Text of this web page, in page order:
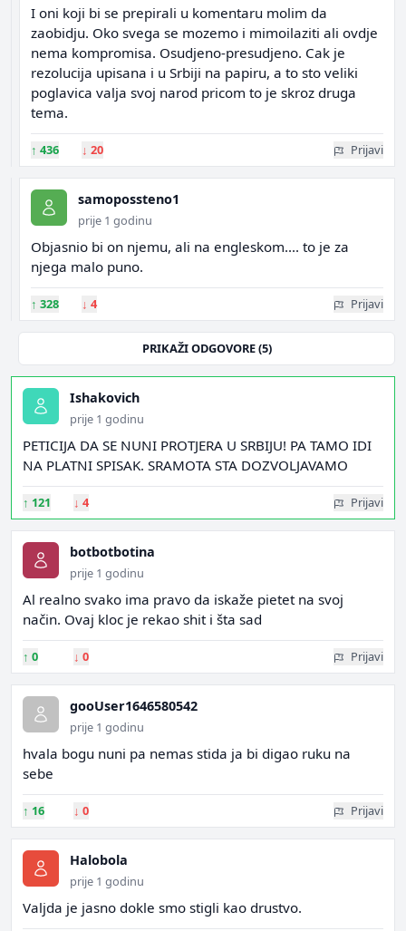
I oni koji bi se prepirali u komentaru molim da
zaobidju. Oko svega se mozemo i mimoilaziti ali ovdje
nema kompromisa. Osudjeno-presudjeno. Cak je
rezolucija upisana i u Srbiji na papiru, a to sto veliki
poglavica valja svoj narod pricom to je skroz druga
tema.
↑ 436 ↓ 20 Prijavi
samopossteno1
prije 1 godinu
Objasnio bi on njemu, ali na engleskom.... to je za
njega malo puno.
↑ 328 ↓ 4 Prijavi
PRIKAŽI ODGOVORE (5)
Ishakovich
prije 1 godinu
PETICIJA DA SE NUNI PROTJERA U SRBIJU! PA TAMO IDI
NA PLATNI SPISAK. SRAMOTA STA DOZVOLJAVAMO
↑ 121 ↓ 4 Prijavi
botbotbotina
prije 1 godinu
Al realno svako ima pravo da iskaže pietet na svoj
način. Ovaj kloc je rekao shit i šta sad
↑ 0 ↓ 0 Prijavi
gooUser1646580542
prije 1 godinu
hvala bogu nuni pa nemas stida ja bi digao ruku na
sebe
↑ 16 ↓ 0 Prijavi
Halobola
prije 1 godinu
Valjda je jasno dokle smo stigli kao drustvo.